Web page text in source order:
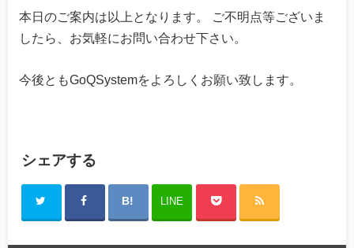
本日のご案内は以上となります。 ご不明点等ございま
したら、お気軽にお問い合わせ下さい。
今後ともGoQSystemをよろしくお願い致します。
シェアする
LINE